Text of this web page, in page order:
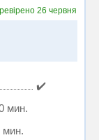
26 червня
✔️
мин.
мин.